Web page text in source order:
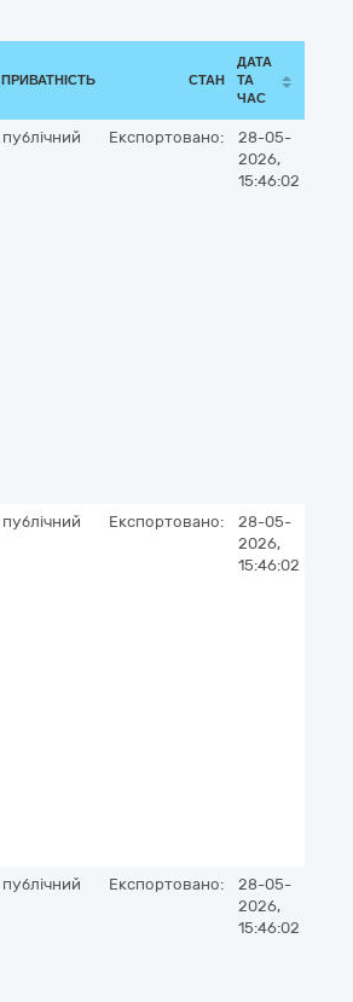
ПРИВАТНІСТЬ СТАН
ДАТА
ТА
ЧАС
публічний Експортовано:
28-05-
2026,
15:46:02
публічний Експортовано:
28-05-
2026,
15:46:02
публічний Експортовано:
28-05-
2026,
15:46:02